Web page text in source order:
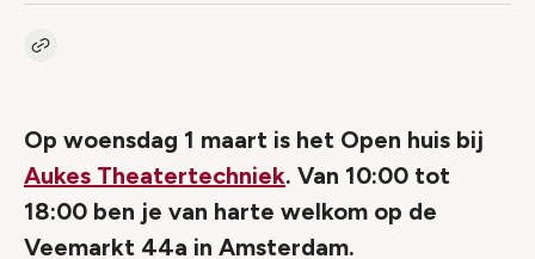
Kopieer link naar artikel
Op woensdag 1 maart is het Open huis bij
Aukes Theatertechniek. Van 10:00 tot
18:00 ben je van harte welkom op de
Veemarkt 44a in Amsterdam.